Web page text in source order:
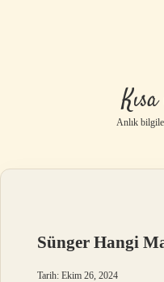
Anlık
Sünger Hangi
Tarih: Ekim 26, 2024